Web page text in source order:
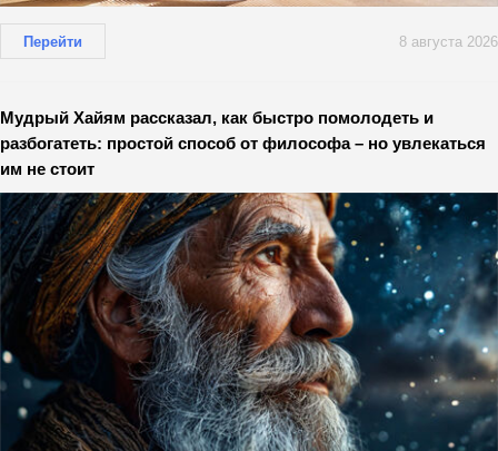
Перейти 8 августа 2026
Мудрый Хайям рассказал, как быстро помолодеть и
разбогатеть: простой способ от философа – но увлекаться
им не стоит